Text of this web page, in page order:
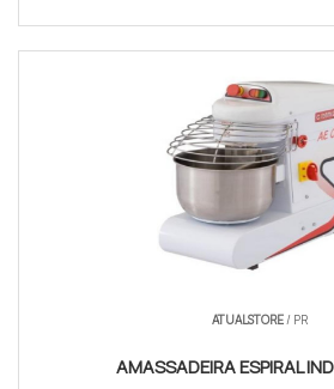
ATUALSTORE/ PR
AMASSADEIRA ESPIRAL